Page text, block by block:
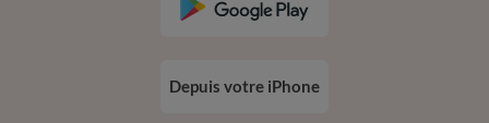
Depuis votre iPhone